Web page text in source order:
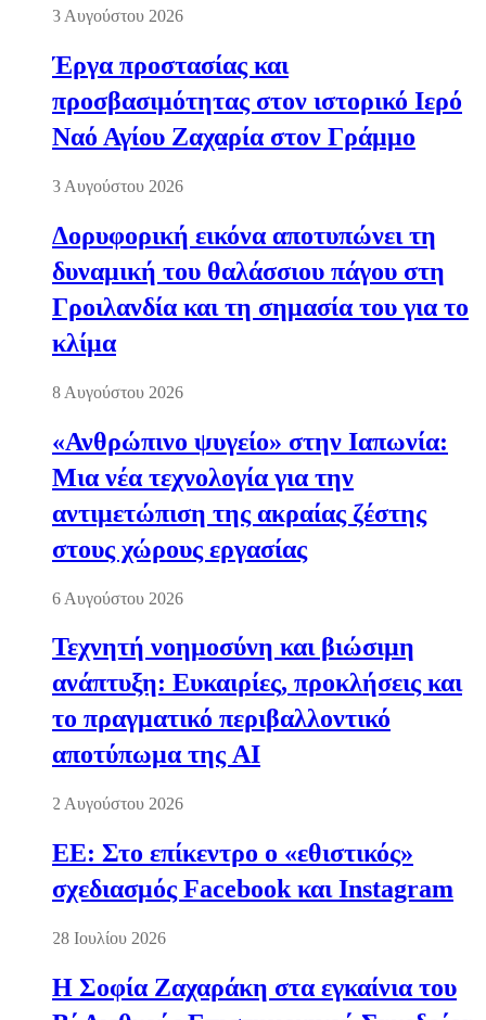
3 Αυγούστου 2026
Έργα προστασίας και
προσβασιμότητας στον ιστορικό Ιερό
Ναό Αγίου Ζαχαρία στον Γράμμο
3 Αυγούστου 2026
Δορυφορική εικόνα αποτυπώνει τη
δυναμική του θαλάσσιου πάγου στη
Γροιλανδία και τη σημασία του για το
κλίμα
8 Αυγούστου 2026
«Ανθρώπινο ψυγείο» στην Ιαπωνία:
Μια νέα τεχνολογία για την
αντιμετώπιση της ακραίας ζέστης
στους χώρους εργασίας
6 Αυγούστου 2026
Τεχνητή νοημοσύνη και βιώσιμη
ανάπτυξη: Ευκαιρίες, προκλήσεις και
το πραγματικό περιβαλλοντικό
αποτύπωμα της AI
2 Αυγούστου 2026
ΕΕ: Στο επίκεντρο ο «εθιστικός»
σχεδιασμός Facebook και Instagram
28 Ιουλίου 2026
Η Σοφία Ζαχαράκη στα εγκαίνια του